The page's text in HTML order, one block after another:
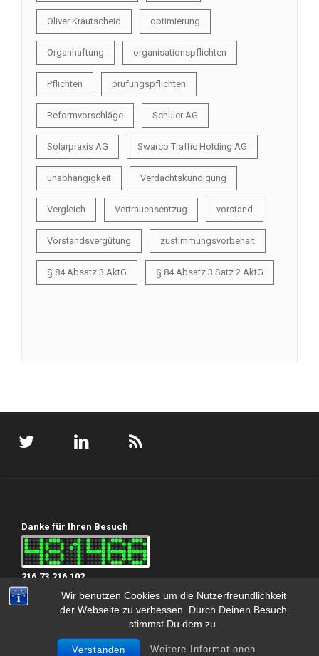
Wir benutzen Cookies um die Nutzerfreundlichkeit
der Webseite zu verbessen. Durch Deinen Besuch
stimmst Du dem zu.
Verstanden Weitere Informationen
Oliver Krautscheid optimierung
Organhaftung organisationspflichten
Pflichten prüfungspflichten
Reformvorschläge Schuler AG
Solarpraxis AG Swarco Traffic Holding AG
unabhängigkeit Verdachtskündigung
Vergleich Vertrauensentzug vorstand
Vorstandsvergütung zustimmungsvorbehalt
§ 84 Absatz 3 AktG § 84 Absatz 3 Satz 2 AktG
Danke für Ihren Besuch
216.73.216.102
Copyright 2024 Oliver Krautscheid